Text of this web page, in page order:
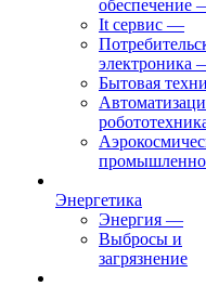
обеспечение
It сервис —
электроника
Бытовая
Энергетика
Энергия —
Выбросы и
загрязнение